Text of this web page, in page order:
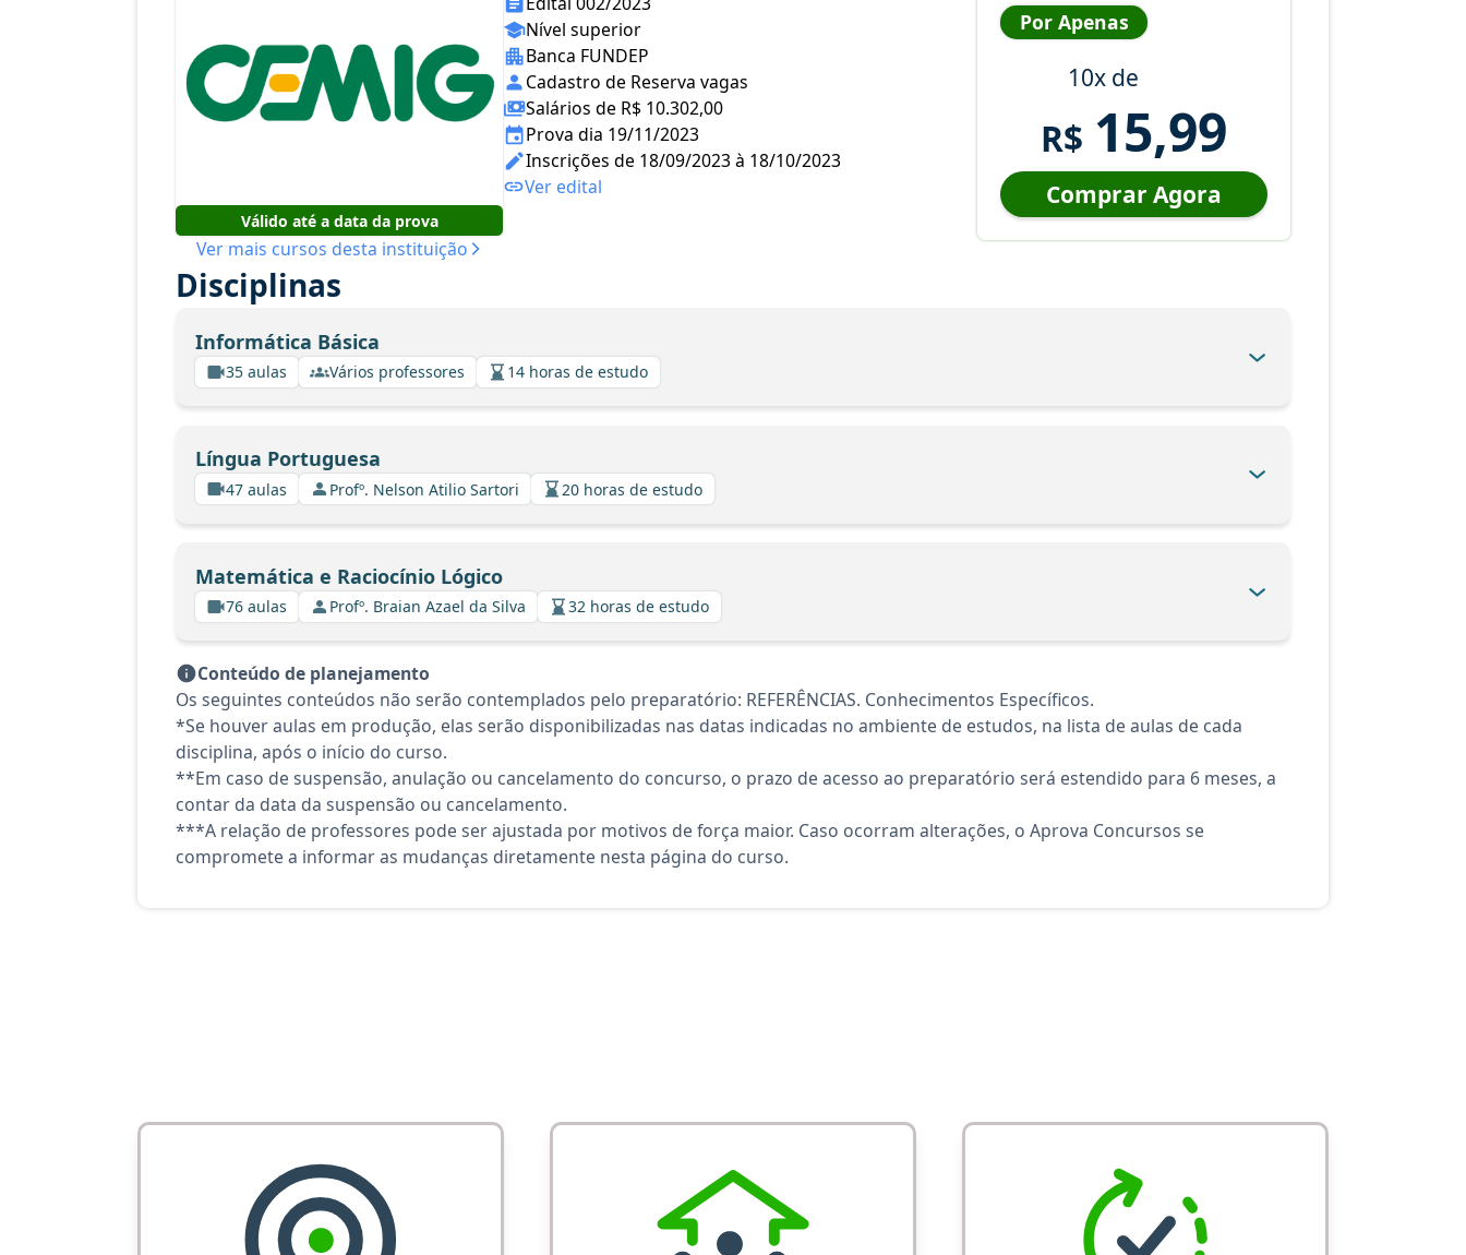
Válido até a data da prova
Ver mais cursos desta instituição
Nível superior
Banca FUNDEP
Cadastro de Reserva vagas
Salários de R$ 10.302,00
Prova dia 19/11/2023
Inscrições de 18/09/2023 à 18/10/2023
Ver edital
Por Apenas
10x de
R$ 15,99
Comprar Agora
Disciplinas
Informática Básica
35 aulas Vários professores 14 horas de estudo
Língua Portuguesa
47 aulas Profº. Nelson Atilio Sartori 20 horas de estudo
Matemática e Raciocínio Lógico
76 aulas Profº. Braian Azael da Silva 32 horas de estudo
Conteúdo de planejamento
Os seguintes conteúdos não serão contemplados pelo preparatório: REFERÊNCIAS. Conhecimentos Específicos.
*Se houver aulas em produção, elas serão disponibilizadas nas datas indicadas no ambiente de estudos, na lista de aulas de cada
disciplina, após o início do curso.
**Em caso de suspensão, anulação ou cancelamento do concurso, o prazo de acesso ao preparatório será estendido para 6 meses, a
contar da data da suspensão ou cancelamento.
***A relação de professores pode ser ajustada por motivos de força maior. Caso ocorram alterações, o Aprova Concursos se
compromete a informar as mudanças diretamente nesta página do curso.